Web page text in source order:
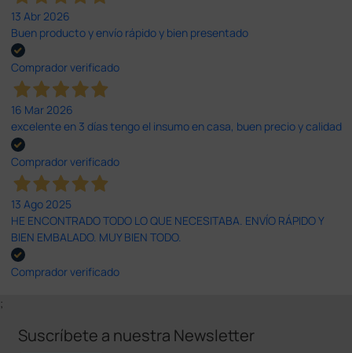
13 Abr 2026
Buen producto y envío rápido y bien presentado
Comprador verificado
16 Mar 2026
excelente en 3 días tengo el insumo en casa, buen precio y calidad
Comprador verificado
13 Ago 2025
HE ENCONTRADO TODO LO QUE NECESITABA. ENVÍO RÁPIDO Y
BIEN EMBALADO. MUY BIEN TODO.
Comprador verificado
;
Suscríbete a nuestra Newsletter